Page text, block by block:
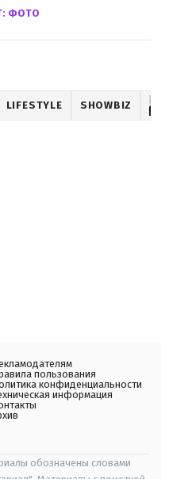
ФОТО
LIFESTYLE SHOWBIZ
пользования
конфиденциальности
информация
обозначены словами